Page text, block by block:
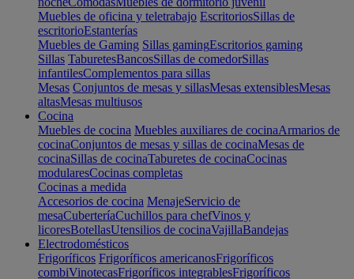
Muebles de oficina y teletrabajo EscritoriosSillas de
escritorioEstanterías
Muebles de Gaming Sillas gamingEscritorios gaming
Sillas TaburetesBancosSillas de comedorSillas
infantilesComplementos para sillas
Mesas Conjuntos de mesas y sillasMesas extensiblesMesas
altasMesas multiusos
Cocina
Muebles de cocina Muebles auxiliares de cocinaArmarios de
cocinaConjuntos de mesas y sillas de cocinaMesas de
cocinaSillas de cocinaTaburetes de cocinaCocinas
modularesCocinas completas
Cocinas a medida
Accesorios de cocina MenajeServicio de
mesaCuberteríaCuchillos para chefVinos y
licoresBotellasUtensilios de cocinaVajillaBandejas
Electrodomésticos
Frigoríficos Frigoríficos americanosFrigoríficos
combiVinotecasFrigoríficos integrablesFrigoríficos